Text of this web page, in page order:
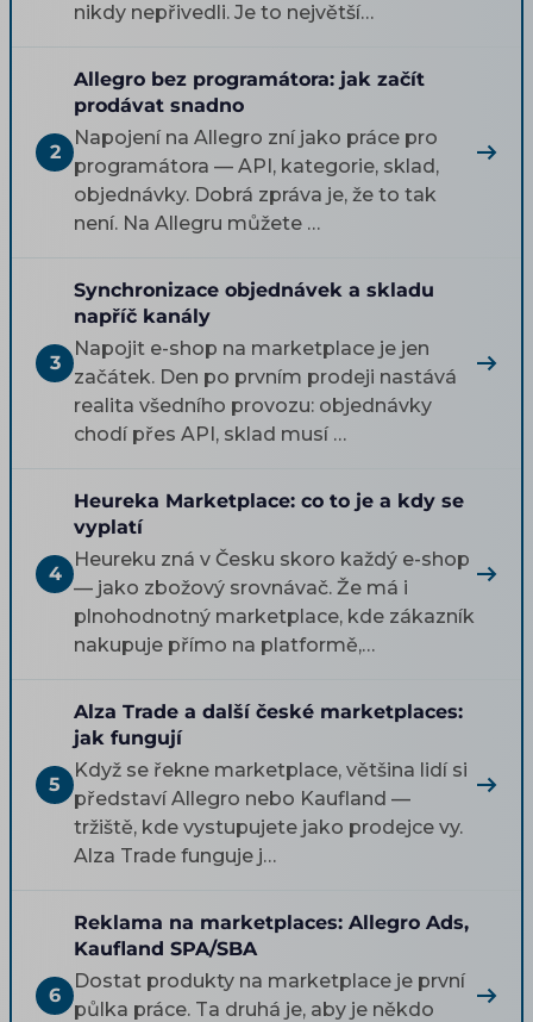
nikdy nepřivedli. Je to největší…
2
Allegro bez programátora: jak začít
prodávat snadno
Napojení na Allegro zní jako práce pro
programátora — API, kategorie, sklad,
objednávky. Dobrá zpráva je, že to tak
není. Na Allegru můžete …
3
Synchronizace objednávek a skladu
napříč kanály
Napojit e-shop na marketplace je jen
začátek. Den po prvním prodeji nastává
realita všedního provozu: objednávky
chodí přes API, sklad musí …
4
Heureka Marketplace: co to je a kdy se
vyplatí
Heureku zná v Česku skoro každý e-shop
— jako zbožový srovnávač. Že má i
plnohodnotný marketplace, kde zákazník
nakupuje přímo na platformě,…
5
Alza Trade a další české marketplaces:
jak fungují
Když se řekne marketplace, většina lidí si
představí Allegro nebo Kaufland —
tržiště, kde vystupujete jako prodejce vy.
Alza Trade funguje j…
6
Reklama na marketplaces: Allegro Ads,
Kaufland SPA/SBA
Dostat produkty na marketplace je první
půlka práce. Ta druhá je, aby je někdo